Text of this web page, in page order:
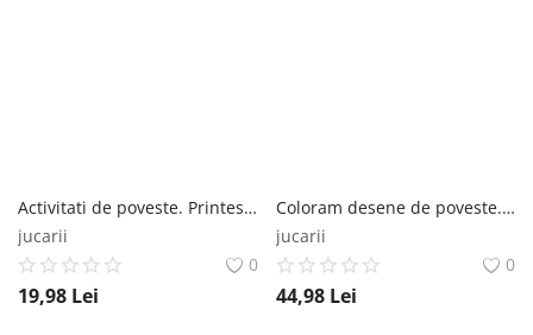
Activitati de poveste. Printesa si broscoiul. Carte cu autocolante Editura Litera
jucarii
0
19,98 Lei
Coloram desene de poveste. Carte de colorat cu 4 creioane cerate Editura Litera
jucarii
0
44,98 Lei